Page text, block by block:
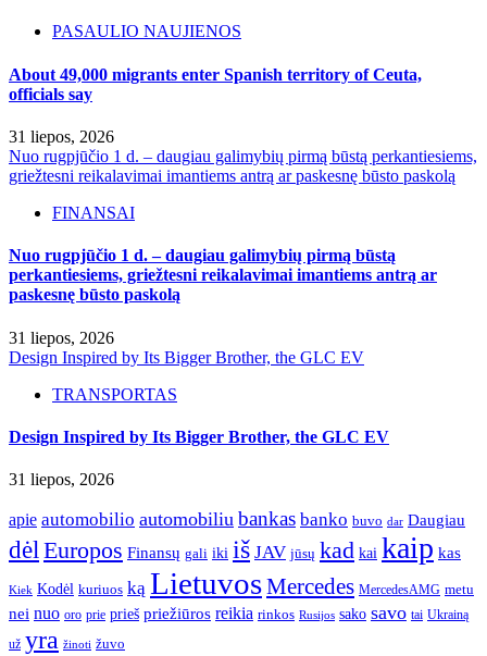
PASAULIO NAUJIENOS
About 49,000 migrants enter Spanish territory of Ceuta,
officials say
31 liepos, 2026
Nuo rugpjūčio 1 d. – daugiau galimybių pirmą būstą perkantiesiems,
griežtesni reikalavimai imantiems antrą ar paskesnę būsto paskolą
FINANSAI
Nuo rugpjūčio 1 d. – daugiau galimybių pirmą būstą
perkantiesiems, griežtesni reikalavimai imantiems antrą ar
paskesnę būsto paskolą
31 liepos, 2026
Design Inspired by Its Bigger Brother, the GLC EV
TRANSPORTAS
Design Inspired by Its Bigger Brother, the GLC EV
31 liepos, 2026
apie automobilio automobiliu bankas banko buvo dar Daugiau
dėl Europos Finansų gali iki iš JAV jūsų kad kai kaip kas
Kiek Kodėl kuriuos ką LietuvosMercedes MercedesAMG metu
nei nuo oro prie prieš priežiūros reikia rinkos Rusijos sako savo tai Ukrainą
už yra žinoti žuvo